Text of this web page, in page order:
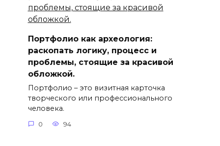
Портфолио как археология:
раскопать логику, процесс и
проблемы, стоящие за красивой
обложкой.
Портфолио – это визитная карточка
творческого или профессионального
человека.
0 94